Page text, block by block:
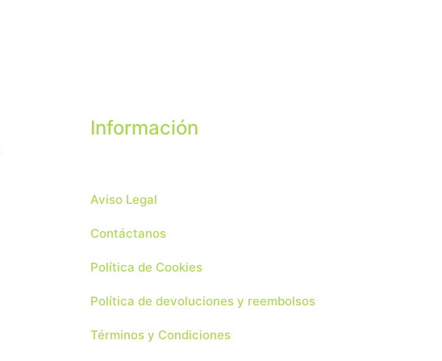
Información
Aviso Legal
Contáctanos
Política de Cookies
Política de devoluciones y reembolsos
Términos y Condiciones